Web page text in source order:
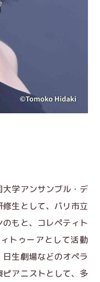
学アンサンブル・デ
生として、パリ市立
もと、コレペティト
トゥーアとして活動
生劇場などのオペラ
アニストとして、多